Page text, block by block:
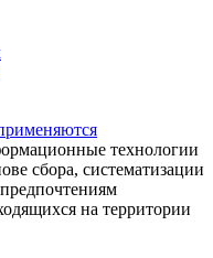
технологии
сбора, систематизации
на территории